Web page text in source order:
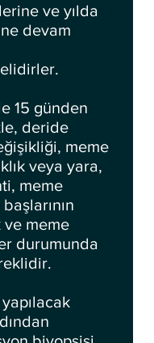
ve yılda
devam
15 günden
deride
meme
veya yara,
meme
ve meme
durumunda